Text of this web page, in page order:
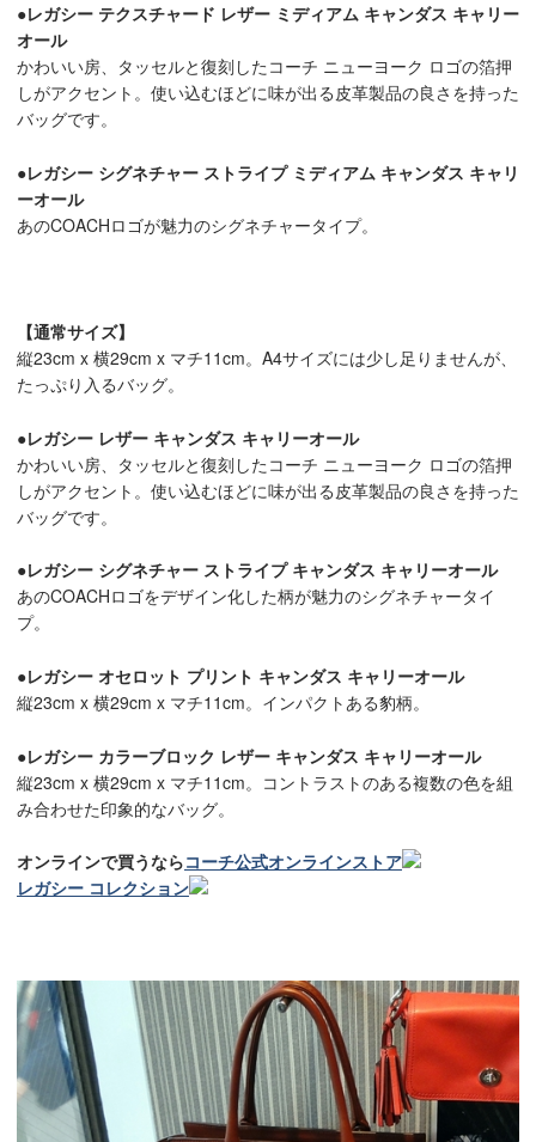
●レガシー テクスチャード レザー ミディアム キャンダス キャリー
オール
かわいい房、タッセルと復刻したコーチ ニューヨーク ロゴの箔押
しがアクセント。使い込むほどに味が出る皮革製品の良さを持った
バッグです。
●レガシー シグネチャー ストライプ ミディアム キャンダス キャリ
ーオール
あのCOACHロゴが魅力のシグネチャータイプ。
【通常サイズ】
縦23cm x 横29cm x マチ11cm。A4サイズには少し足りませんが、
たっぷり入るバッグ。
●レガシー レザー キャンダス キャリーオール
かわいい房、タッセルと復刻したコーチ ニューヨーク ロゴの箔押
しがアクセント。使い込むほどに味が出る皮革製品の良さを持った
バッグです。
●レガシー シグネチャー ストライプ キャンダス キャリーオール
あのCOACHロゴをデザイン化した柄が魅力のシグネチャータイ
プ。
●レガシー オセロット プリント キャンダス キャリーオール
縦23cm x 横29cm x マチ11cm。インパクトある豹柄。
●レガシー カラーブロック レザー キャンダス キャリーオール
縦23cm x 横29cm x マチ11cm。コントラストのある複数の色を組
み合わせた印象的なバッグ。
オンラインで買うならコーチ公式オンラインストア
レガシー コレクション